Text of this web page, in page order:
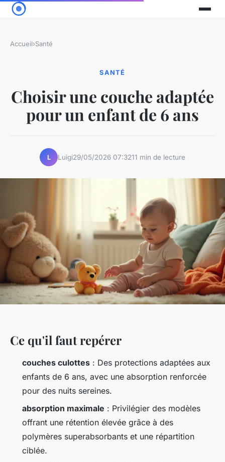
Accueil›Santé
SANTÉ
Choisir une couche adaptée
pour un enfant de 6 ans
L Luigi29/05/2026 07:3211 min de lecture
Ce qu'il faut repérer
couches culottes : Des protections adaptées aux
enfants de 6 ans, avec une absorption renforcée
pour des nuits sereines.
absorption maximale : Privilégier des modèles
offrant une rétention élevée grâce à des
polymères superabsorbants et une répartition
ciblée.